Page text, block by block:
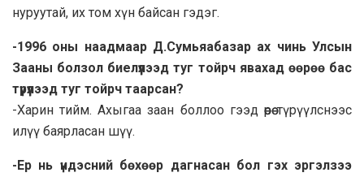
нуруутай, их том хүн байсан гэдэг.
-1996 оны наадмаар Д.Сумьяабазар ах чинь Улсын
Зааны болзол биелүүлээд туг тойрч явахад өөрөө бас
түрүүлээд туг тойрч таарсан?
-Харин тийм. Ахыгаа заан боллоо гээд өөрөө түрүүлснээс
илүү баярласан шүү.
-Ер нь үндэсний бөхөөр дагнасан бол гэх эргэлзээ